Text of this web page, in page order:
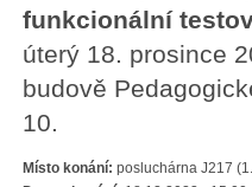
funkcionální
úterý 18. prosince
budově
10.
Místo konání: posluchárna J217